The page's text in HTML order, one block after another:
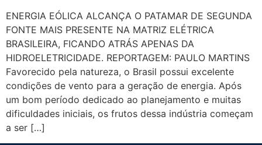
ENERGIA EÓLICA ALCANÇA O PATAMAR DE SEGUNDA
FONTE MAIS PRESENTE NA MATRIZ ELÉTRICA
BRASILEIRA, FICANDO ATRÁS APENAS DA
HIDROELETRICIDADE. REPORTAGEM: PAULO MARTINS
Favorecido pela natureza, o Brasil possui excelente
condições de vento para a geração de energia. Após
um bom período dedicado ao planejamento e muitas
dificuldades iniciais, os frutos dessa indústria começam
a ser […]